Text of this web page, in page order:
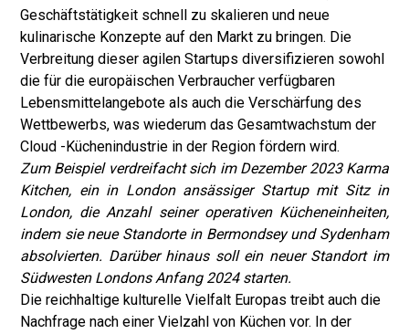
Geschäftstätigkeit schnell zu skalieren und neue
kulinarische Konzepte auf den Markt zu bringen. Die
Verbreitung dieser agilen Startups diversifizieren sowohl
die für die europäischen Verbraucher verfügbaren
Lebensmittelangebote als auch die Verschärfung des
Wettbewerbs, was wiederum das Gesamtwachstum der
Cloud -Küchenindustrie in der Region fördern wird.
Zum Beispiel verdreifacht sich im Dezember 2023 Karma
Kitchen, ein in London ansässiger Startup mit Sitz in
London, die Anzahl seiner operativen Kücheneinheiten,
indem sie neue Standorte in Bermondsey und Sydenham
absolvierten. Darüber hinaus soll ein neuer Standort im
Südwesten Londons Anfang 2024 starten.
Die reichhaltige kulturelle Vielfalt Europas treibt auch die
Nachfrage nach einer Vielzahl von Küchen vor. In der